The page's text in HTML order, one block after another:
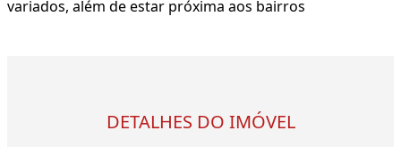
variados, além de estar próxima aos bairros
DETALHES DO IMÓVEL